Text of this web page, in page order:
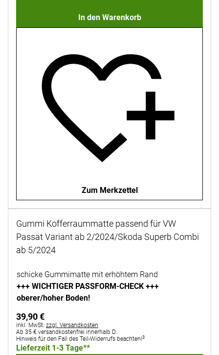
In den Warenkorb
Zum Merkzettel
Gummi Kofferraummatte passend für VW
Passat Variant ab 2/2024/Skoda Superb Combi
ab 5/2024
schicke Gummimatte mit erhöhtem Rand
+++ WICHTIGER PASSFORM-CHECK +++
oberer/hoher Boden!
39,90€
Steuerhinweis:
inkl. MwSt. zzgl. Versandkosten
Ab 35 € versandkostenfrei innerhalb D.
Hinweis für den Fall des Teil-Widerrufs beachten!3
Lieferzeit 1-3 Tage**